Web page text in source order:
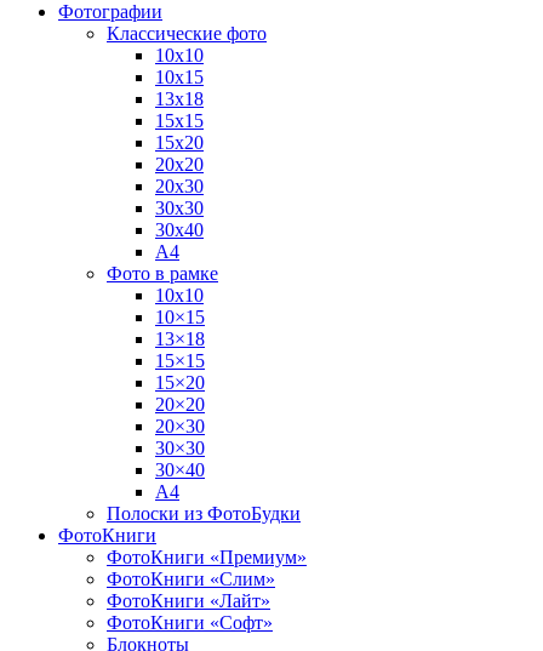
Фотографии
Классические фото
10х10
10х15
13х18
15х15
15х20
20х20
20х30
30х30
30х40
А4
Фото в рамке
10х10
10×15
13×18
15×15
15×20
20×20
20×30
30×30
30×40
A4
Полоски из ФотоБудки
ФотоКниги
ФотоКниги «Премиум»
ФотоКниги «Слим»
ФотоКниги «Лайт»
ФотоКниги «Софт»
Блокноты